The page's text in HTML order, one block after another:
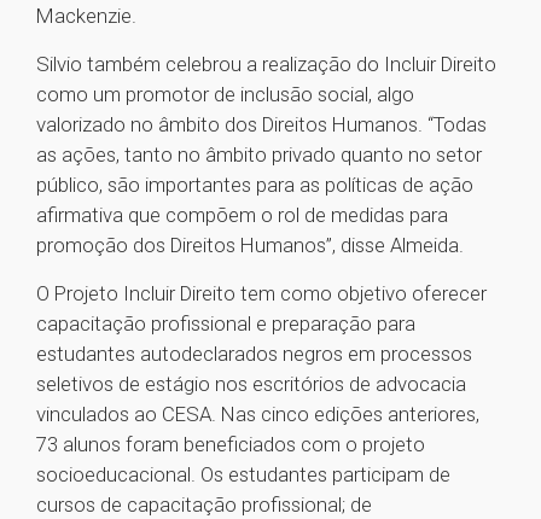
Mackenzie.
Silvio também celebrou a realização do Incluir Direito
como um promotor de inclusão social, algo
valorizado no âmbito dos Direitos Humanos. “Todas
as ações, tanto no âmbito privado quanto no setor
público, são importantes para as políticas de ação
afirmativa que compõem o rol de medidas para
promoção dos Direitos Humanos”, disse Almeida.
O Projeto Incluir Direito tem como objetivo oferecer
capacitação profissional e preparação para
estudantes autodeclarados negros em processos
seletivos de estágio nos escritórios de advocacia
vinculados ao CESA. Nas cinco edições anteriores,
73 alunos foram beneficiados com o projeto
socioeducacional. Os estudantes participam de
cursos de capacitação profissional; de